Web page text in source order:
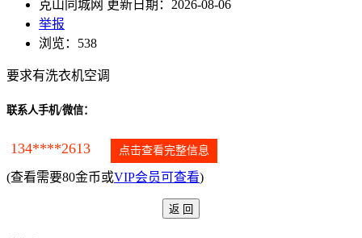
克山同城网 更新日期：2026-08-06
举报
浏览：538
要求有洗衣机空调
联系人手机/微信：
134****2613 点击查看完整信息
(查看需要80金币或VIP会员可查看)